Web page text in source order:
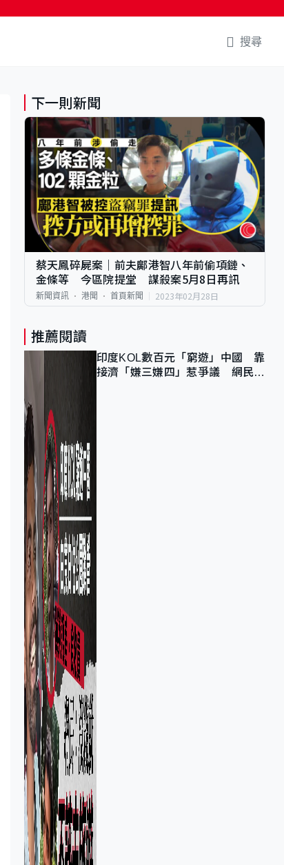
搜尋
下一則新聞
蔡天鳳碎屍案｜前夫鄺港智八年前偷項鏈、
金條等 今區院提堂 謀殺案5月8日再訊
新聞資訊 港聞 首頁新聞 2023年02月28日
推薦閱讀
印度KOL數百元「窮遊」中國 靠
接濟「嫌三嫌四」惹爭議 網民：